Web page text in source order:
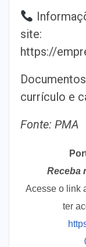
site:
https://
currículo e
Fonte: PMA
Receba
Acesse o link
ter